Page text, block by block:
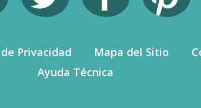
Privacidad Mapa del Sitio
Ayuda Técnica